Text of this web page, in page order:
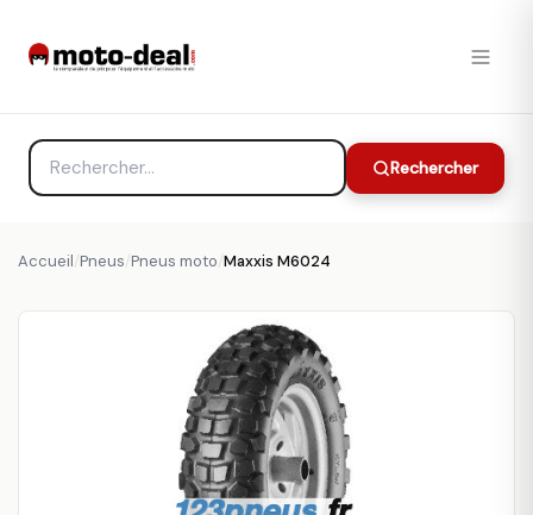
Rechercher
Accueil/Pneus/Pneus moto/Maxxis M6024